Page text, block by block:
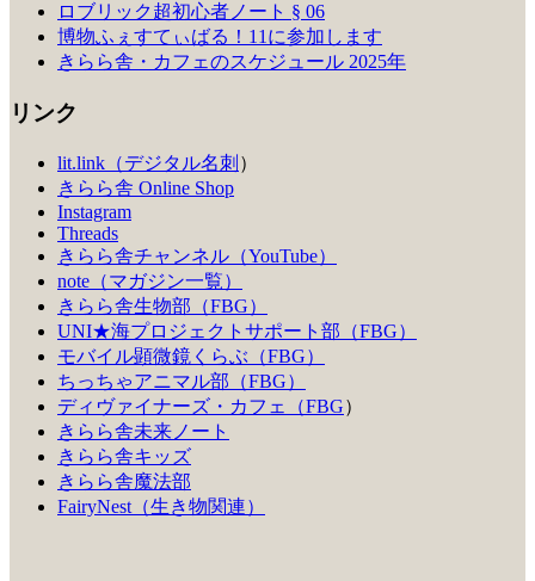
ロブリック超初心者ノート § 06
博物ふぇすてぃばる！11に参加します
きらら舎・カフェのスケジュール 2025年
リンク
lit.link（デジタル名刺 ）
きらら舎 Online Shop
Instagram
Threads
きらら舎チャンネル（YouTube）
note（マガジン一覧）
きらら舎生物部（FBG）
UNI★海プロジェクトサポート部（FBG）
モバイル顕微鏡くらぶ（FBG）
ちっちゃアニマル部（FBG）
ディヴァイナーズ・カフェ（FBG）
きらら舎未来ノート
きらら舎キッズ
きらら舎魔法部
FairyNest（生き物関連）